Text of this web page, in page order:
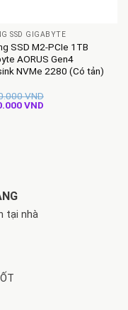
SSD GIGABYTE
SSD M2-PCIe 1TB
AORUS Gen4
NVMe 2280 (Có tản)
VND
VNDGiá
tại nhà